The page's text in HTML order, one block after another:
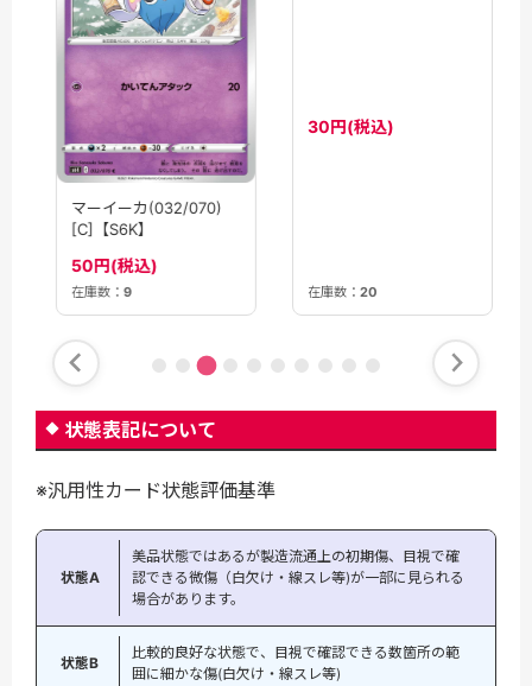
マーイーカ(032/070)
[C]【S6K】
50円(税込)
在庫数： 9
30円(税込)
在庫数： 20
状態表記について
※汎用性カード状態評価基準
状態A
美品状態ではあるが製造流通上の初期傷、目視で確
認できる微傷（白欠け・線スレ等)が一部に見られる
場合があります。
状態B
比較的良好な状態で、目視で確認できる数箇所の範
囲に細かな傷(白欠け・線スレ等)